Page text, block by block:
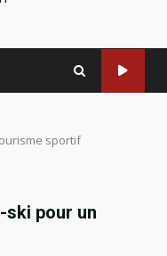
sportif
ski pour un